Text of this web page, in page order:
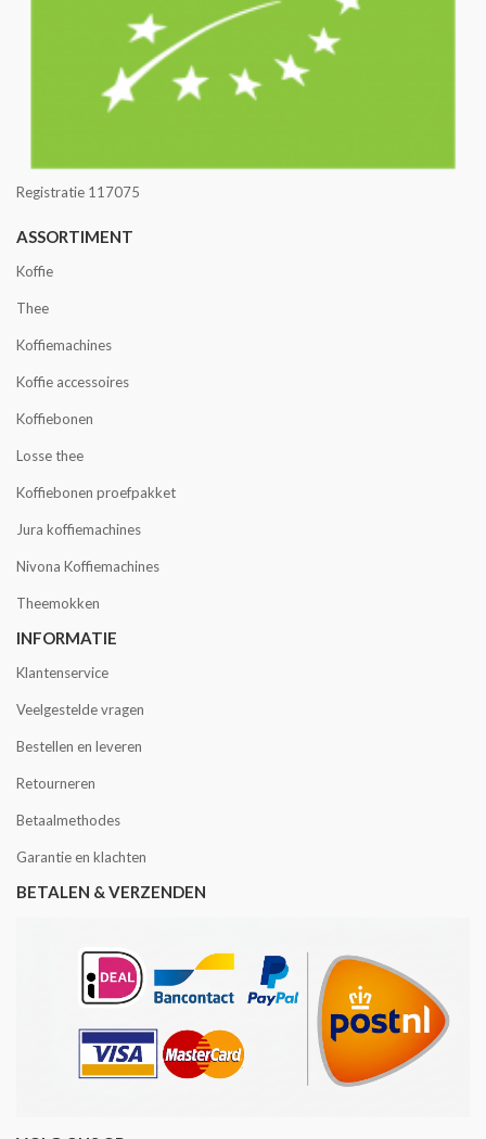
Registratie 117075
ASSORTIMENT
Koffie
Thee
Koffiemachines
Koffie accessoires
Koffiebonen
Losse thee
Koffiebonen proefpakket
Jura koffiemachines
Nivona Koffiemachines
Theemokken
INFORMATIE
Klantenservice
Veelgestelde vragen
Bestellen en leveren
Retourneren
Betaalmethodes
Garantie en klachten
BETALEN & VERZENDEN